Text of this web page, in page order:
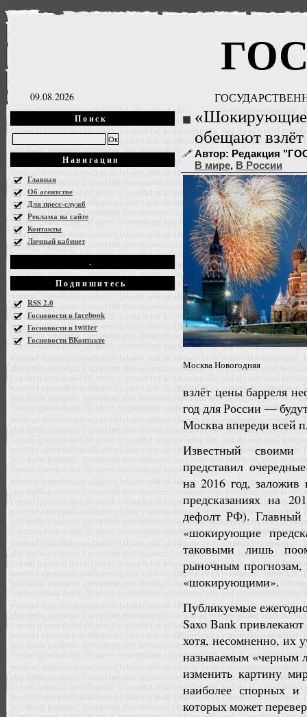
09.08.2026
Поиск
Навигация
Главная
Об агентстве
Для пресс-служб
Реклама на сайте
Контакты
Личный кабинет
.
Подпишитесь
RSS 2.0
Госновости в facebook
Госновости в twitter
Госновости ВКонтакте
«Шокирующие
обещают
Автор: Редакция
В мире, В России
Москва Новогодняя
взлёт цены барреля
год для России —
Москва впереди всей
Известный своими
представил
на 2016 год,
предсказаниях на
дефолт РФ). Главный
«шокирующие
таковыми лишь
рыночным прогнозам,
«шокирующими».
Публикуемые
Saxo Bank
хотя, несомненно, их
называемым «черным
изменить картину
наиболее спорных
которых может